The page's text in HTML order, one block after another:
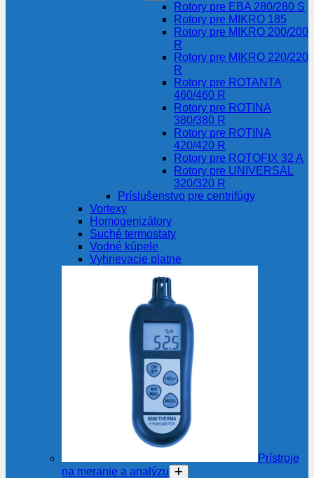
Rotory pre EBA 280/280 S
Rotory pre MIKRO 185
Rotory pre MIKRO 200/200
R
Rotory pre MIKRO 220/220
R
Rotory pre ROTANTA
460/460 R
Rotory pre ROTINA
380/380 R
Rotory pre ROTINA
420/420 R
Rotory pre ROTOFIX 32 A
Rotory pre UNIVERSAL
320/320 R
Príslušenstvo pre centrifúgy
Vortexy
Homogenizátory
Suché termostaty
Vodné kúpele
Vyhrievacie platne
Prístroje
na meranie a analýzu